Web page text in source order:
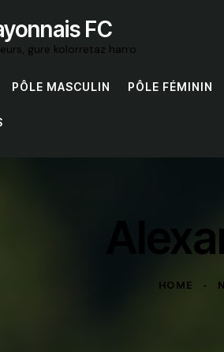
FC
gure kolorretaz harro
PÔLE MASCULIN PÔLE FÉMININ
HOME